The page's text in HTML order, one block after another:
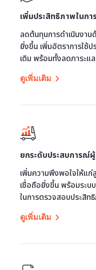
เพิ่มประสิทธิภาพในกา
ลดต้นทุนการดำเนินงา
ยิ่งขึ้น เพิ่มอัตราการใช้
เดิม พร้อมทั้งลดภาระแ
ดูเพิ่มเติม
ยกระดับประสบการณ์ผู้
เพิ่มความพึงพอใจให้แก่
เชื่อถือยิ่งขึ้น พร้อมระบ
ในการตรวจสอบประสิท
ดูเพิ่มเติม